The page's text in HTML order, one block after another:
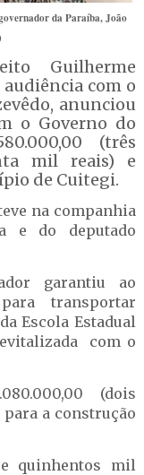
da Paraíba, João
Guilherme
com o
anunciou
o Governo do
(três
mil reais) e
de Cuitegi.
na companhia
e do deputado
garantiu ao
transportar
Escola Estadual
com o
(dois
a construção
quinhentos mil